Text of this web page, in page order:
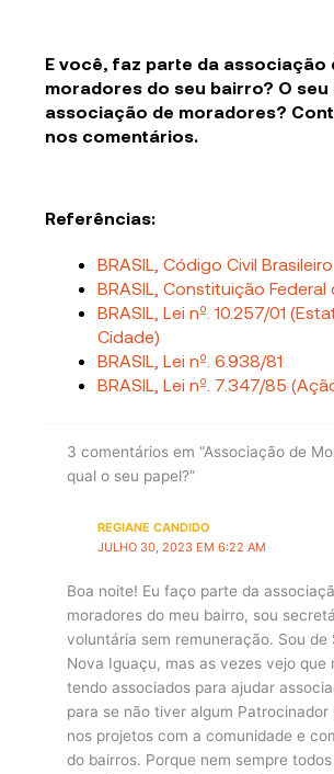
E você, faz parte da associação
moradores do seu bairro? O
associação de moradores?
nos comentários.
Referências:
BRASIL, Código Civil Brasileiro
BRASIL, Constituição Federal
BRASIL, Lei nº. 10.257/01
Cidade)
BRASIL, Lei nº. 6.938/81
BRASIL, Lei nº. 7.347/85
3 comentários em “Associação de
qual o seu papel?”
REGIANE CANDIDO
JULHO 30, 2023 EM 6:22 AM
Boa noite! Eu faço parte da
moradores do meu bairro, sou
voluntária sem remuneração. Sou de
Nova Iguaçu, mas as vezes vejo que
tendo associados para ajudar
para se não tiver algum Patrocinador
nos projetos com a comunidade e
do bairros. Porque nem sempre